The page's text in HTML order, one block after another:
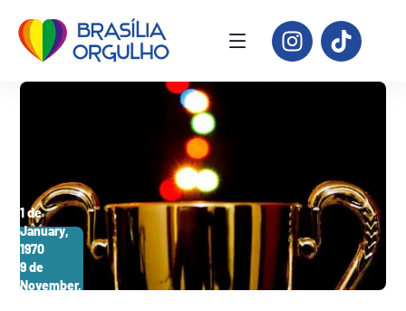
1 de
January,
1970
9 de
November,